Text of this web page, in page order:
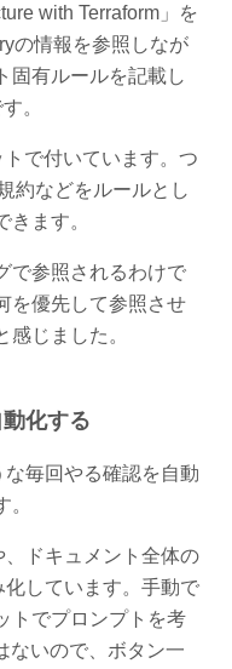
with Terraform」を
の情報を参照しなが
固有ルールを記載し
。
で付いています。つ
約などをルールとし
ます。
で参照されるわけで
を優先して参照させ
じました。
化する
毎回やる確認を自動
ドキュメント全体の
しています。手動で
トでプロンプトを考
ないので、ボタン一